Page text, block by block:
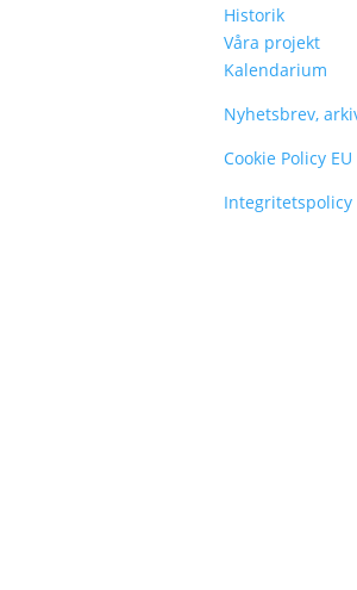
Historik
Våra projekt
Kalendarium
Nyhetsbrev,
Cookie Policy EU
Integritetspolicy